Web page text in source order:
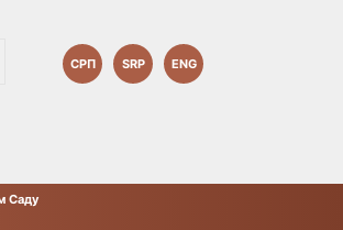
СРП SRP ENG
Саду